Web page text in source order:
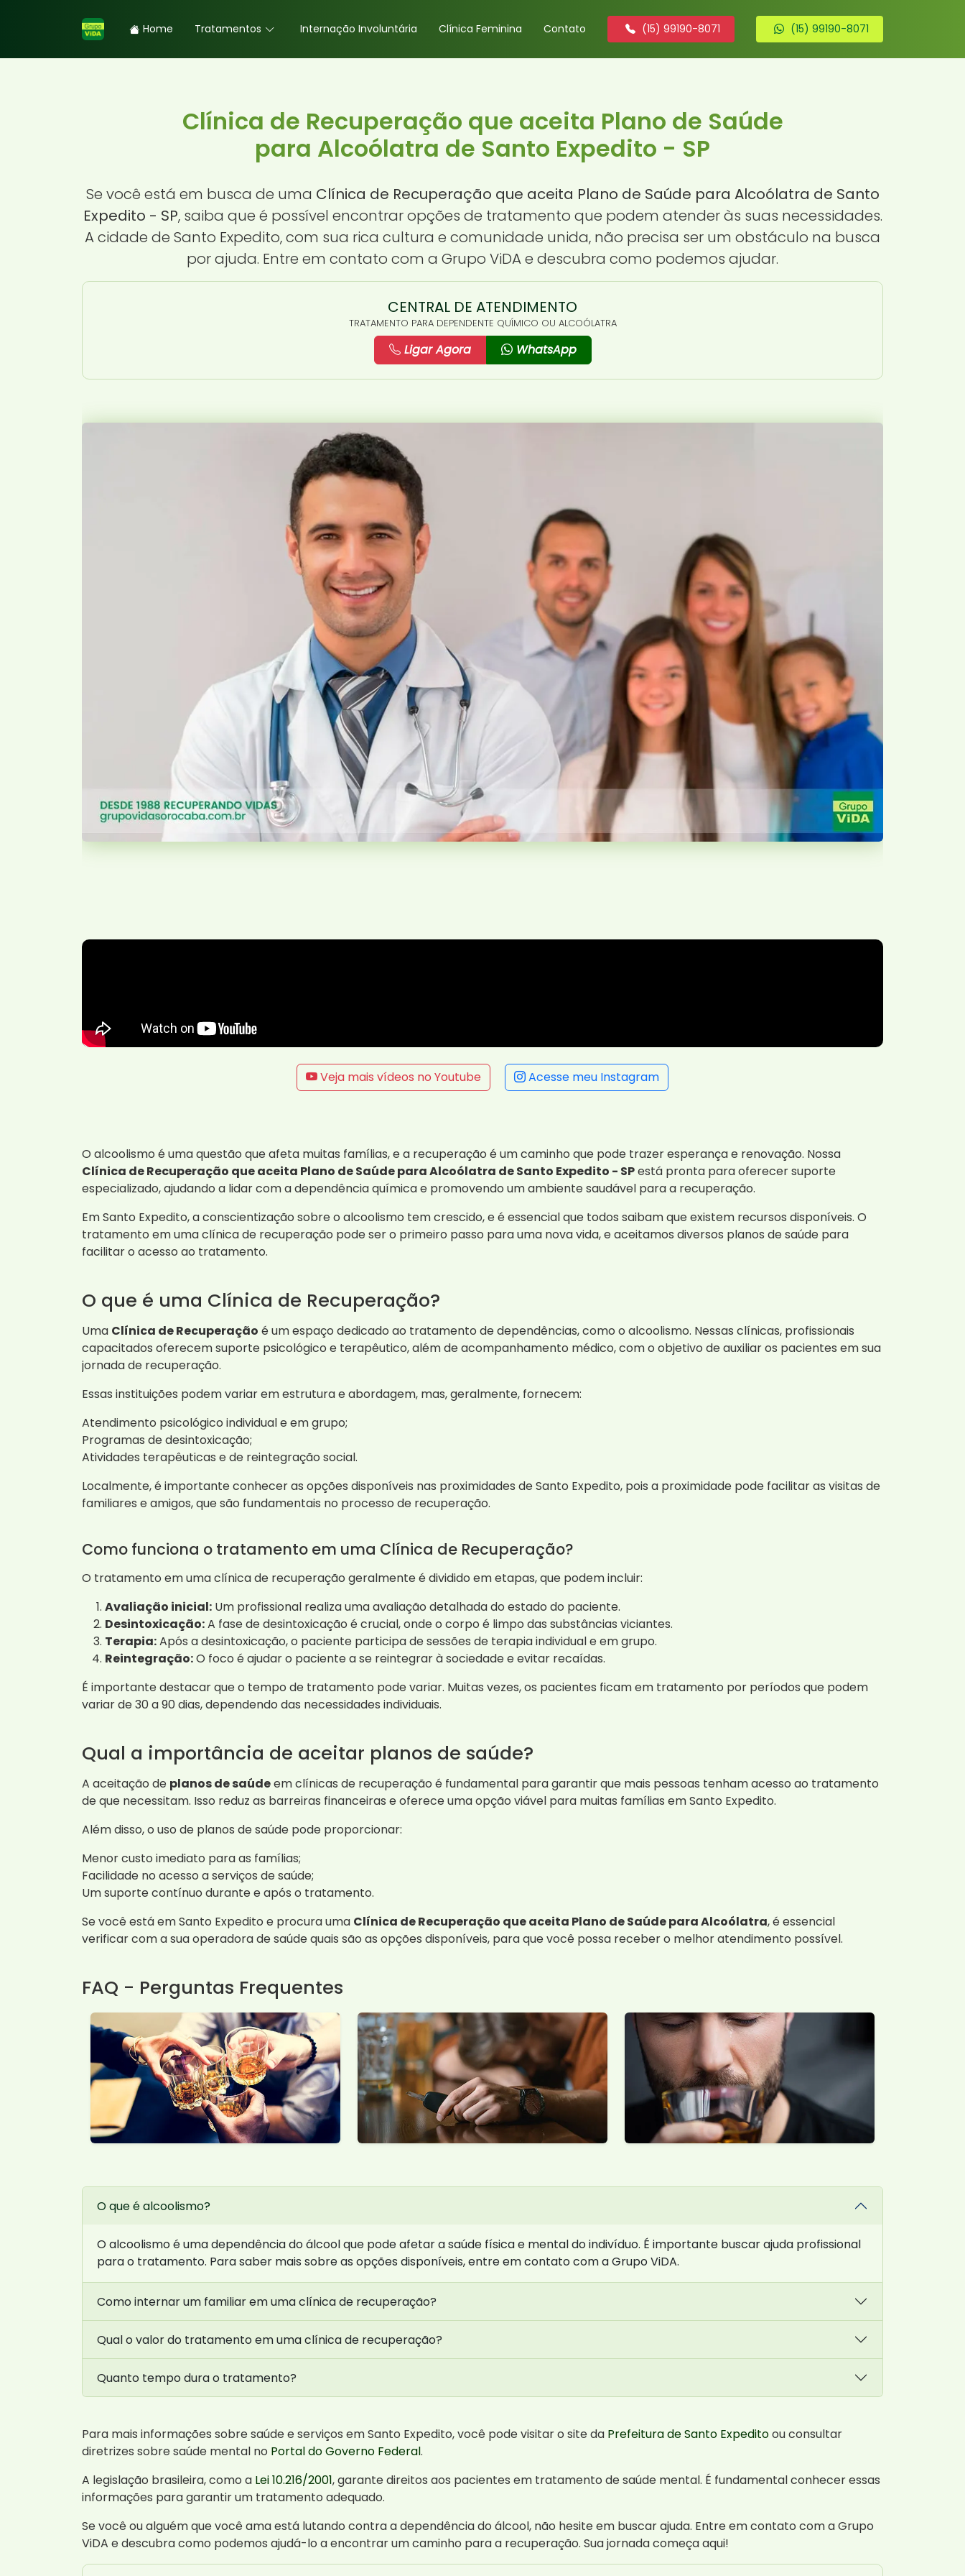
Home Tratamentos Internação Involuntária Clínica Feminina Contato (15) 99190-8071 (15) 99190-8071
Clínica de Recuperação que aceita Plano de Saúde
para Alcoólatra de Santo Expedito - SP
Se você está em busca de uma Clínica de Recuperação que aceita Plano de Saúde para Alcoólatra de Santo
Expedito - SP, saiba que é possível encontrar opções de tratamento que podem atender às suas necessidades.
A cidade de Santo Expedito, com sua rica cultura e comunidade unida, não precisa ser um obstáculo na busca
por ajuda. Entre em contato com a Grupo ViDA e descubra como podemos ajudar.
CENTRAL DE ATENDIMENTO
TRATAMENTO PARA DEPENDENTE QUÍMICO OU ALCOÓLATRA
Ligar Agora WhatsApp
Veja mais vídeos no Youtube Acesse meu Instagram
O alcoolismo é uma questão que afeta muitas famílias, e a recuperação é um caminho que pode trazer esperança e renovação. Nossa
Clínica de Recuperação que aceita Plano de Saúde para Alcoólatra de Santo Expedito - SPestá pronta para oferecer suporte
especializado, ajudando a lidar com a dependência química e promovendo um ambiente saudável para a recuperação.
Em Santo Expedito, a conscientização sobre o alcoolismo tem crescido, e é essencial que todos saibam que existem recursos disponíveis. O
tratamento em uma clínica de recuperação pode ser o primeiro passo para uma nova vida, e aceitamos diversos planos de saúde para
facilitar o acesso ao tratamento.
O que é uma Clínica de Recuperação?
Uma Clínica de Recuperação é um espaço dedicado ao tratamento de dependências, como o alcoolismo. Nessas clínicas, profissionais
capacitados oferecem suporte psicológico e terapêutico, além de acompanhamento médico, com o objetivo de auxiliar os pacientes em sua
jornada de recuperação.
Essas instituições podem variar em estrutura e abordagem, mas, geralmente, fornecem:
Atendimento psicológico individual e em grupo;
Programas de desintoxicação;
Atividades terapêuticas e de reintegração social.
Localmente, é importante conhecer as opções disponíveis nas proximidades de Santo Expedito, pois a proximidade pode facilitar as visitas de
familiares e amigos, que são fundamentais no processo de recuperação.
Como funciona o tratamento em uma Clínica de Recuperação?
O tratamento em uma clínica de recuperação geralmente é dividido em etapas, que podem incluir:
Avaliação inicial: Um profissional realiza uma avaliação detalhada do estado do paciente.
Desintoxicação:A fase de desintoxicação é crucial, onde o corpo é limpo das substâncias viciantes.
Terapia:Após a desintoxicação, o paciente participa de sessões de terapia individual e em grupo.
Reintegração:O foco é ajudar o paciente a se reintegrar à sociedade e evitar recaídas.
É importante destacar que o tempo de tratamento pode variar. Muitas vezes, os pacientes ficam em tratamento por períodos que podem
variar de 30 a 90 dias, dependendo das necessidades individuais.
Qual a importância de aceitar planos de saúde?
A aceitação de planos de saúdeem clínicas de recuperação é fundamental para garantir que mais pessoas tenham acesso ao tratamento
de que necessitam. Isso reduz as barreiras financeiras e oferece uma opção viável para muitas famílias em Santo Expedito.
Além disso, o uso de planos de saúde pode proporcionar:
Menor custo imediato para as famílias;
Facilidade no acesso a serviços de saúde;
Um suporte contínuo durante e após o tratamento.
Se você está em Santo Expedito e procura uma Clínica de Recuperação que aceita Plano de Saúde para Alcoólatra, é essencial
verificar com a sua operadora de saúde quais são as opções disponíveis, para que você possa receber o melhor atendimento possível.
FAQ - Perguntas Frequentes
O que é alcoolismo?
O alcoolismo é uma dependência do álcool que pode afetar a saúde física e mental do indivíduo. É importante buscar ajuda profissional
para o tratamento. Para saber mais sobre as opções disponíveis, entre em contato com a Grupo ViDA.
Como internar um familiar em uma clínica de recuperação?
Qual o valor do tratamento em uma clínica de recuperação?
Quanto tempo dura o tratamento?
Para mais informações sobre saúde e serviços em Santo Expedito, você pode visitar o site da Prefeitura de Santo Expeditoou consultar
diretrizes sobre saúde mental no Portal do Governo Federal.
A legislação brasileira, como a Lei 10.216/2001, garante direitos aos pacientes em tratamento de saúde mental. É fundamental conhecer essas
informações para garantir um tratamento adequado.
Se você ou alguém que você ama está lutando contra a dependência do álcool, não hesite em buscar ajuda. Entre em contato com a Grupo
ViDA e descubra como podemos ajudá-lo a encontrar um caminho para a recuperação. Sua jornada começa aqui!